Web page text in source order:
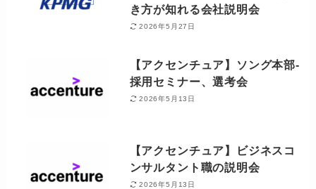
き方が知れる会社説明会
2026年5月27日
【アクセンチュア】ソング本部-
採用セミナー、選考会
2026年5月13日
【アクセンチュア】ビジネスコ
ンサルタント職の説明会
2026年5月13日